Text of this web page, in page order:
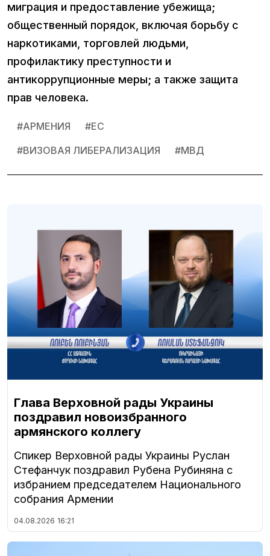
миграция и предоставление убежища;
общественный порядок, включая борьбу с
наркотиками, торговлей людьми,
профилактику преступности и
антикоррупционные меры; а также защита
прав человека.
#АРМЕНИЯ #ЕС
#ВИЗОВАЯ ЛИБЕРАЛИЗАЦИЯ #МВД
Глава Верховной рады Украины
поздравил новоизбранного
армянского коллегу
Спикер Верховной рады Украины Руслан
Стефанчук поздравил Рубена Рубиняна с
избранием председателем Национального
собрания Армении
04.08.2026 16:21